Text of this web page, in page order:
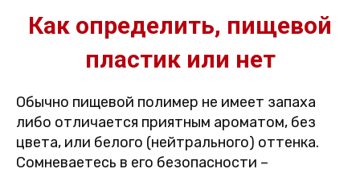
Как определить, пищевой
пластик или нет
Обычно пищевой полимер не имеет запаха
либо отличается приятным ароматом, без
цвета, или белого (нейтрального) оттенка.
Сомневаетесь в его безопасности –